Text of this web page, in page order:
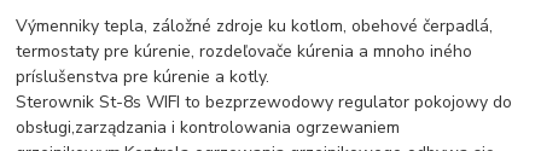
Výmenniky tepla, záložné zdroje ku kotlom, obehové čerpadlá,
termostaty pre kúrenie, rozdeľovače kúrenia a mnoho iného
príslušenstva pre kúrenie a kotly.
Sterownik St-8s WIFI to bezprzewodowy regulator pokojowy do
obsługi,zarządzania i kontrolowania ogrzewaniem